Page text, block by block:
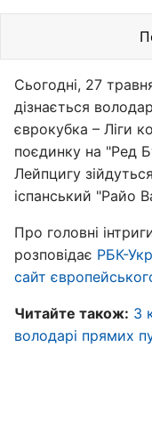
Сьогодні, 27
дізнається
єврокубка – Ліги
поєдинку на "Ред
Лейпцигу
іспанський "Райо
Про головні
розповідає РБК-
сайт
Читайте також: З
володарі прямих